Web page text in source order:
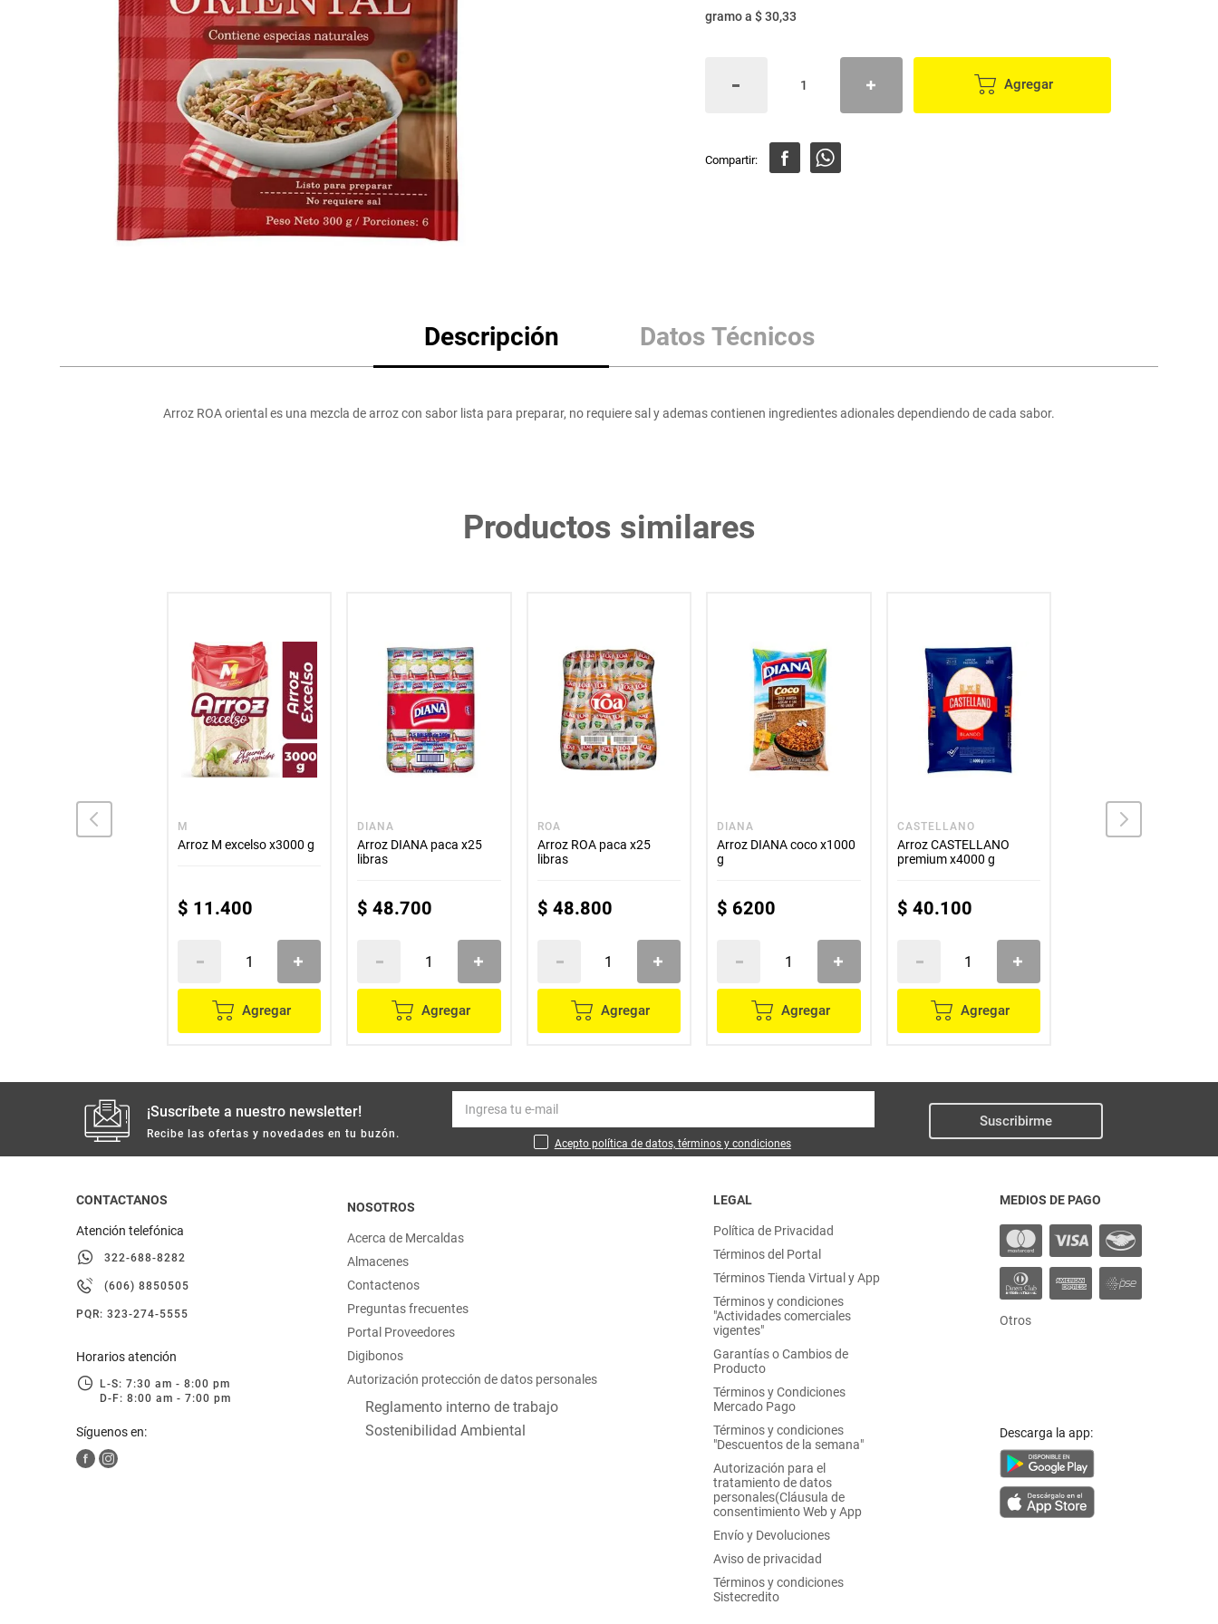
lácteos y refrigerados
vinos y licores
cuidado del bebé
mascotas
otros
gramoa $ 30,33
Agregar
Descripción Datos Técnicos
Arroz ROA oriental es una mezcla de arroz con sabor lista para preparar, no requiere sal y ademas contienen ingredientes adionales dependiendo de cada sabor.
Productos similares
M
Arroz M excelso x3000 g
$ 11.400
Agregar
DIANA
Arroz DIANA paca x25
libras
$ 48.700
Agregar
ROA
Arroz ROA paca x25
libras
$ 48.800
Agregar
DIANA
Arroz DIANA coco x1000
g
$ 6200
Agregar
CASTELLANO
Arroz CASTELLANO
premium x4000 g
$ 40.100
Agregar
¡Suscríbete a nuestro newsletter!
Recibe las ofertas y novedades en tu buzón.
Acepto política de datos, términos y condiciones
Suscribirme
CONTACTANOS
Atención telefónica
322-688-8282
(606) 8850505
PQR: 323-274-5555
Horarios atención
L-S: 7:30 am - 8:00 pm
D-F: 8:00 am - 7:00 pm
Síguenos en:
NOSOTROS
Acerca de Mercaldas
Almacenes
Contactenos
Preguntas frecuentes
Portal Proveedores
Digibonos
Autorización protección de datos personales
Reglamento interno de trabajo
Sostenibilidad Ambiental
LEGAL
Política de Privacidad
Términos del Portal
Términos Tienda Virtual y App
Términos y condiciones
"Actividades comerciales
vigentes"
Garantías o Cambios de
Producto
Términos y Condiciones
Mercado Pago
Términos y condiciones
"Descuentos de la semana"
Autorización para el
tratamiento de datos
personales(Cláusula de
consentimiento Web y App
Envío y Devoluciones
Aviso de privacidad
Términos y condiciones
Sistecredito
MEDIOS DE PAGO
Otros
Descarga la app:
Mantequilla